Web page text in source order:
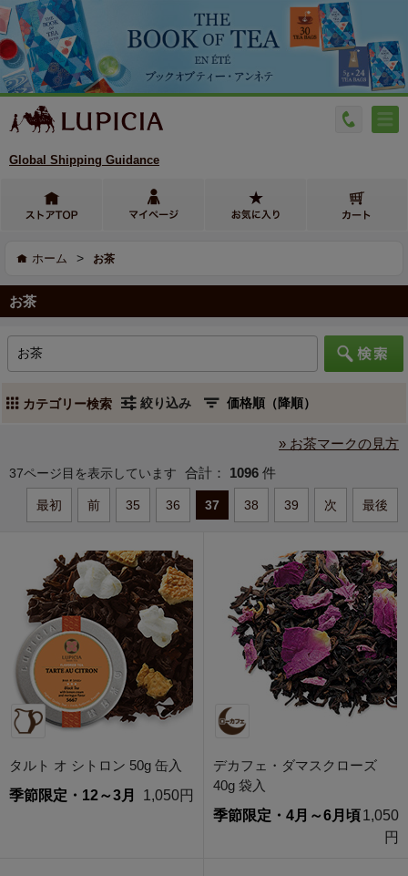
Global Shipping Guidance
ホーム > お茶
お茶
カテゴリー検索 絞り込み
» お茶マークの見方
37ページ目を表示しています 合計： 1096 件
最初 前 35 36 37 38 39 次 最後
タルト オ シトロン 50g 缶入
季節限定・12～3月
1,050円
デカフェ・ダマスクローズ
40g 袋入
季節限定・4月～6月頃1,050
円